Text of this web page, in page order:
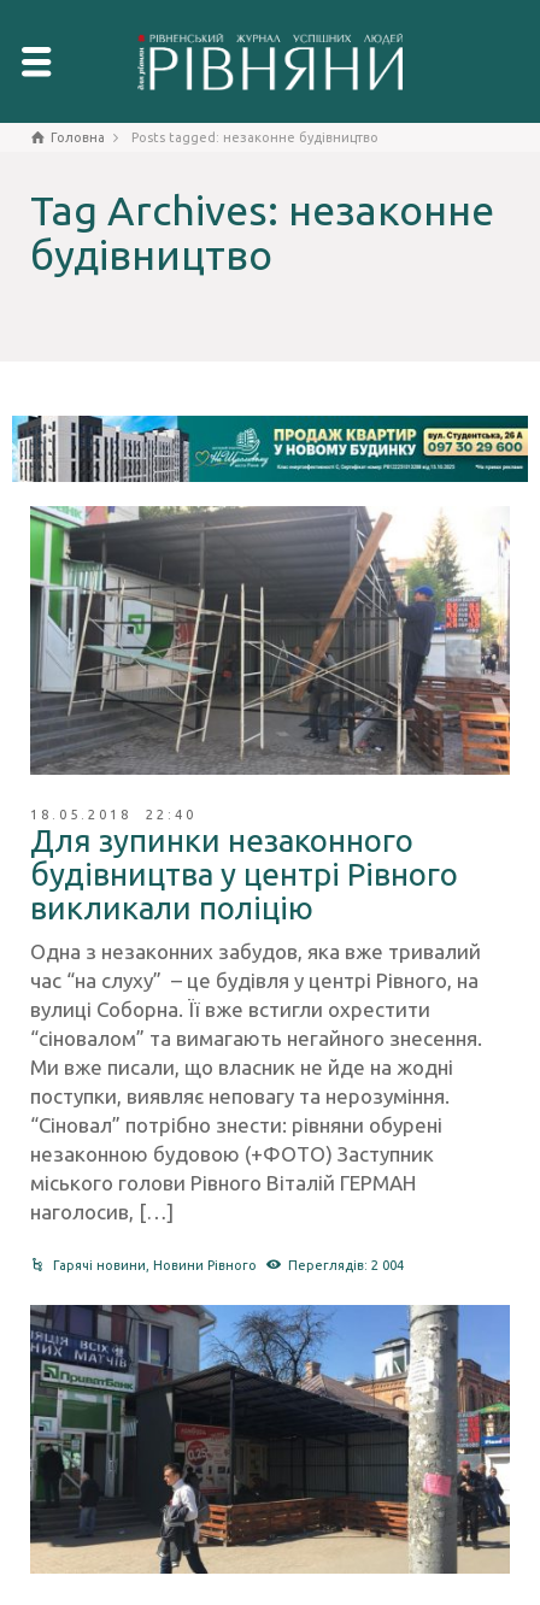
Головна Posts tagged: незаконне будівництво
Tag Archives: незаконне
будівництво
18.05.2018 22:40
Для зупинки незаконного
будівництва у центрі Рівного
викликали поліцію
Одна з незаконних забудов, яка вже тривалий
час “на слуху” – це будівля у центрі Рівного, на
вулиці Соборна. Її вже встигли охрестити
“сіновалом” та вимагають негайного знесення.
Ми вже писали, що власник не йде на жодні
поступки, виявляє неповагу та нерозуміння.
“Сіновал” потрібно знести: рівняни обурені
незаконною будовою (+ФОТО) Заступник
міського голови Рівного Віталій ГЕРМАН
наголосив, […]
Гарячі новини Новини Рівного Переглядів: 2 004